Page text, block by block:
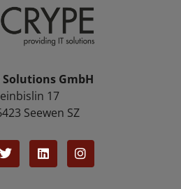
Solutions GmbH
17
Seewen SZ